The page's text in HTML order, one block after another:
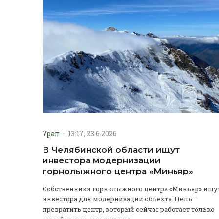
Урал · 13:17, 23.6.2026
В Челябинской области ищут
инвестора модернизации
горнолыжного центра «Миньяр»
Собственники горнолыжного центра «Миньяр»
инвестора для модернизации объекта. Цель —
превратить центр, который сейчас работает только